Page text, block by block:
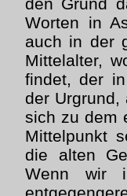
Worten in
auch in der
Mittelalter,
findet, der
der Urgrund,
sich zu dem
Mittelpunkt
die alten
Wenn wir